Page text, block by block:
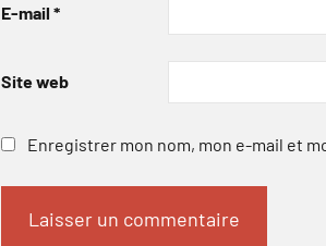
E-mail *
Site web
Enregistrer mon nom, mon e-mail et